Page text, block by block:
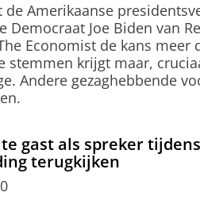
Amerikaanse
Democraat Joe Biden van
Economist de kans meer
stemmen krijgt maar,
Andere gezaghebbende
gast als spreker
terugkijken